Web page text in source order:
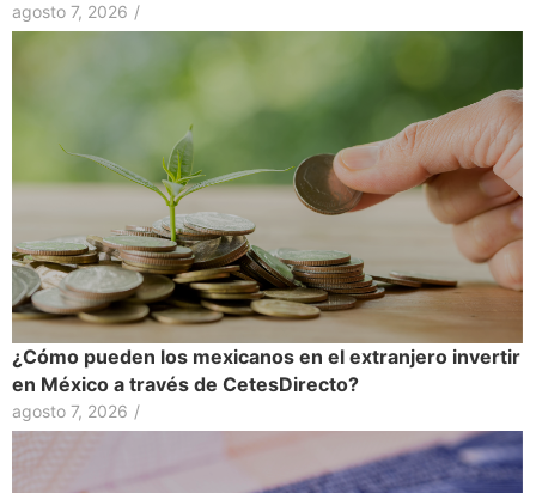
agosto 7, 2026 /
¿Cómo pueden los mexicanos en el extranjero invertir
en México a través de CetesDirecto?
agosto 7, 2026 /